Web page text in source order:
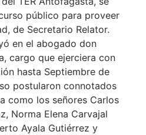
público para proveer
de Secretario Relator.
en el abogado don
cargo que ejerciera con
hasta Septiembre de
postularon connotados
como los señores Carlos
Norma Elena Carvajal
Ayala Gutiérrez y